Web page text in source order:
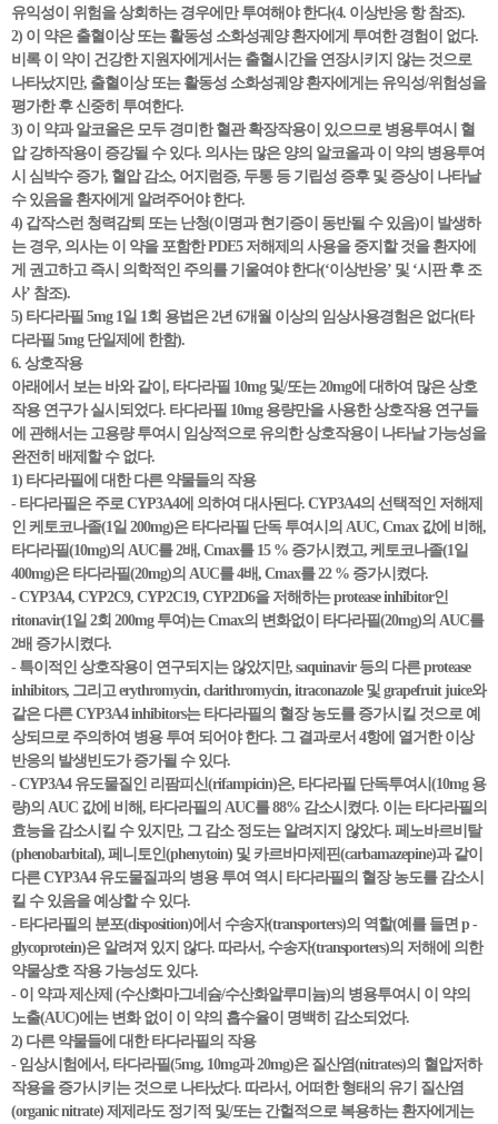
유익성이 위험을 상회하는 경우에만 투여해야 한다(4. 이상반응 항 참조).
2) 이 약은 출혈이상 또는 활동성 소화성궤양 환자에게 투여한 경험이 없다.
비록 이 약이 건강한 지원자에게서는 출혈시간을 연장시키지 않는 것으로
나타났지만, 출혈이상 또는 활동성 소화성궤양 환자에게는 유익성/위험성을
평가한 후 신중히 투여한다.
3) 이 약과 알코올은 모두 경미한 혈관 확장작용이 있으므로 병용투여시 혈
압 강하작용이 증강될 수 있다. 의사는 많은 양의 알코올과 이 약의 병용투여
시 심박수 증가, 혈압 감소, 어지럼증, 두통 등 기립성 증후 및 증상이 나타날
수 있음을 환자에게 알려주어야 한다.
4) 갑작스런 청력감퇴 또는 난청(이명과 현기증이 동반될 수 있음)이 발생하
는 경우, 의사는 이 약을 포함한 PDE5 저해제의 사용을 중지할 것을 환자에
게 권고하고 즉시 의학적인 주의를 기울여야 한다(‘이상반응’ 및 ‘시판 후 조
사’ 참조).
5) 타다라필 5mg 1일 1회 용법은 2년 6개월 이상의 임상사용경험은 없다(타
다라필 5mg 단일제에 한함).
6. 상호작용
아래에서 보는 바와 같이, 타다라필 10mg 및/또는 20mg에 대하여 많은 상호
작용 연구가 실시되었다. 타다라필 10mg 용량만을 사용한 상호작용 연구들
에 관해서는 고용량 투여시 임상적으로 유의한 상호작용이 나타날 가능성을
완전히 배제할 수 없다.
1) 타다라필에 대한 다른 약물들의 작용
- 타다라필은 주로 CYP3A4에 의하여 대사된다. CYP3A4의 선택적인 저해제
인 케토코나졸(1일 200mg)은 타다라필 단독 투여시의 AUC, Cmax 값에 비해,
타다라필(10mg)의 AUC를 2배, Cmax를 15 % 증가시켰고, 케토코나졸(1일
400mg)은 타다라필(20mg)의 AUC를 4배, Cmax를 22 % 증가시켰다.
- CYP3A4, CYP2C9, CYP2C19, CYP2D6을 저해하는 protease inhibitor인
ritonavir(1일 2회 200mg 투여)는 Cmax의 변화없이 타다라필(20mg)의 AUC를
2배 증가시켰다.
- 특이적인 상호작용이 연구되지는 않았지만, saquinavir 등의 다른 protease
inhibitors, 그리고 erythromycin, clarithromycin, itraconazole 및 grapefruit juice와
같은 다른 CYP3A4 inhibitors는 타다라필의 혈장 농도를 증가시킬 것으로 예
상되므로 주의하여 병용 투여 되어야 한다. 그 결과로서 4항에 열거한 이상
반응의 발생빈도가 증가될 수 있다.
- CYP3A4 유도물질인 리팜피신(rifampicin)은, 타다라필 단독투여시(10mg 용
량)의 AUC 값에 비해, 타다라필의 AUC를 88% 감소시켰다. 이는 타다라필의
효능을 감소시킬 수 있지만, 그 감소 정도는 알려지지 않았다. 페노바르비탈
(phenobarbital), 페니토인(phenytoin) 및 카르바마제핀(carbamazepine)과 같이
다른 CYP3A4 유도물질과의 병용 투여 역시 타다라필의 혈장 농도를 감소시
킬 수 있음을 예상할 수 있다.
- 타다라필의 분포(disposition)에서 수송자(transporters)의 역할(예를 들면 p -
glycoprotein)은 알려져 있지 않다. 따라서, 수송자(transporters)의 저해에 의한
약물상호 작용 가능성도 있다.
- 이 약과 제산제 (수산화마그네슘/수산화알루미늄)의 병용투여시 이 약의
노출(AUC)에는 변화 없이 이 약의 흡수율이 명백히 감소되었다.
2) 다른 약물들에 대한 타다라필의 작용
- 임상시험에서, 타다라필(5mg, 10mg과 20mg)은 질산염(nitrates)의 혈압저하
작용을 증가시키는 것으로 나타났다. 따라서, 어떠한 형태의 유기 질산염
(organic nitrate) 제제라도 정기적 및/또는 간헐적으로 복용하는 환자에게는